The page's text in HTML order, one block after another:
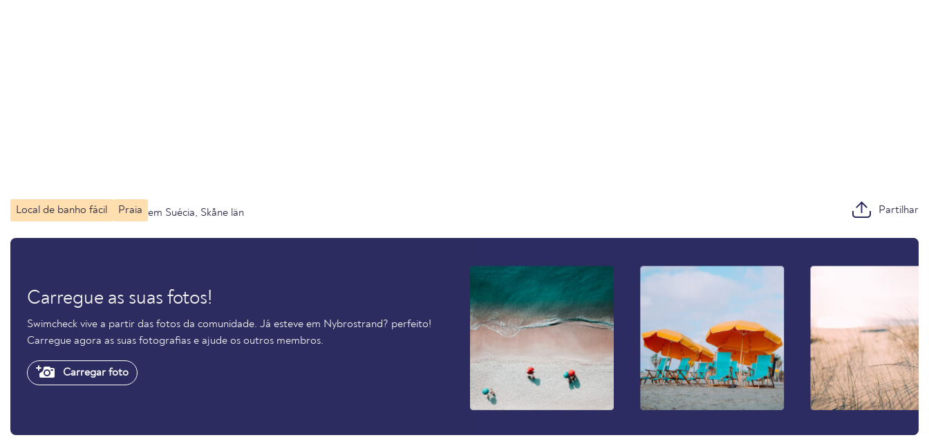
Local de banho fácil Praia em Suécia, Skåne län Partilhar
Carregue as suas fotos!
Swimcheck vive a partir das fotos da comunidade. Já esteve em Nybrostrand? perfeito!
Carregue agora as suas fotografias e ajude os outros membros.
Carregar foto